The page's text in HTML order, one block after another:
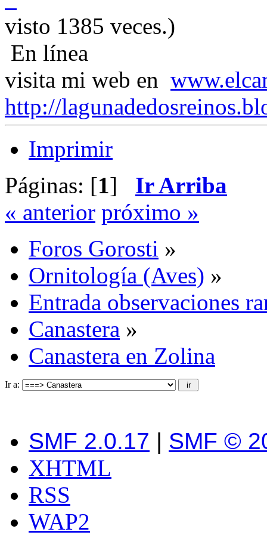
visto 1385 veces.)
En línea
visita mi web en
http://
Imprimir
Páginas: [1] Ir Arriba
« anterior próximo »
Foros Gorosti »
Ornitología (Aves) »
Entrada observaciones
Canastera »
Canastera en Zolina
Ir a:
SMF 2.0.17 | SMF ©
XHTML
RSS
WAP2